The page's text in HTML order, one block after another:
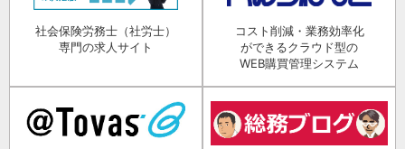
社会保険労務士（社労士）
専門の求人サイト
コスト削減・業務効率化
ができるクラウド型の
WEB購買管理システム